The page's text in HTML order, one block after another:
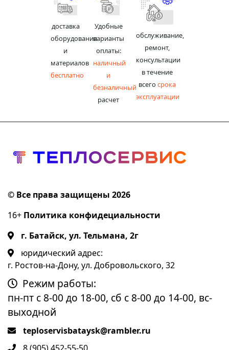
доставка
оборудования
и
материалов
бесплатно
Удобные
варианты
оплаты:
наличный
и
безналичный
расчет
обслуживание,
ремонт,
консультации
в течение
всегосрока
эксплуатации
© Все права защищены 2026
16+ Политика конфидециальности
г. Батайск, ул. Тельмана, 2г
юридический адрес:
г. Ростов-на-Дону, ул. Добровольского, 32
Режим работы:
пн-пт с 8-00 до 18-00, сб с 8-00 до 14-00, вс-
выходной
teploservisbataysk@rambler.ru